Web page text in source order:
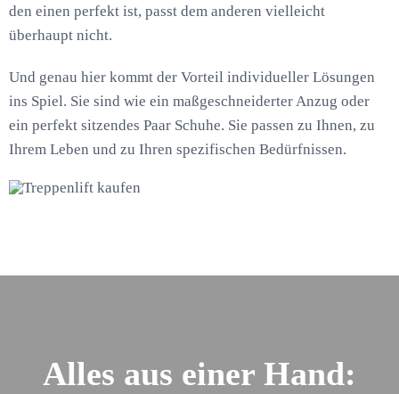
den einen perfekt ist, passt dem anderen vielleicht
überhaupt nicht.
Und genau hier kommt der Vorteil individueller Lösungen
ins Spiel. Sie sind wie ein maßgeschneiderter Anzug oder
ein perfekt sitzendes Paar Schuhe. Sie passen zu Ihnen, zu
Ihrem Leben und zu Ihren spezifischen Bedürfnissen.
Alles aus einer Hand: